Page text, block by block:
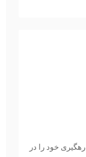
خود را در